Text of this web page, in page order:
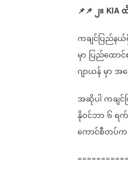
📌📌၂။ KIA
ကချင်ပြည်န
မှာပြည်ထောင်
ဂျာယန်မှာအ
အဆိုပါကချ
နိုဝင်ဘာ၆ရ
ကောင်စီတပ်က